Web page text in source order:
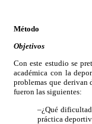
Método
Objetivos
Con este estudio se
académica con la
problemas que derivan
fueron las siguientes:
–¿Qué
práctica